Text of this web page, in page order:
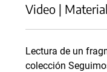
Video |
Lectura de un
colección